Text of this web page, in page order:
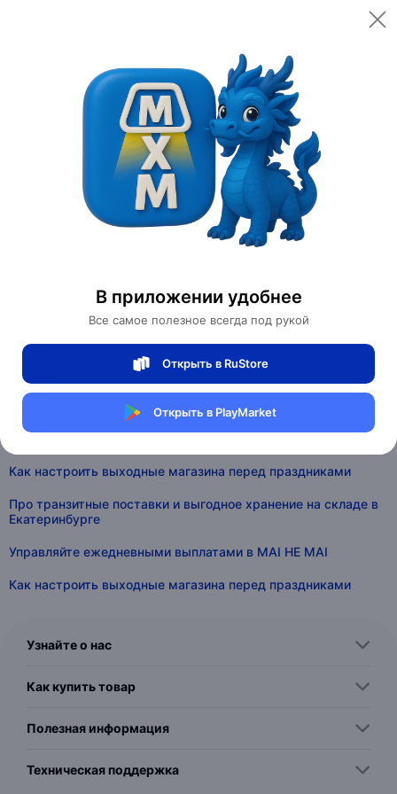
В приложении удобнее
Все самое полезное всегда под рукой
Открыть в RuStore
Открыть в PlayMarket
Помощь
Помощь
Мои заказы Возврат и отмена
Настройки и безопасность
Рекомендуемые темы
Управляйте ежедневными выплатами в MAI HE MAI
Как настроить выходные магазина перед праздниками
Про транзитные поставки и выгодное хранение на складе в
Екатеринбурге
Управляйте ежедневными выплатами в MAI HE MAI
Как настроить выходные магазина перед праздниками
Узнайте о нас
Как купить товар
Полезная информация
Техническая поддержка